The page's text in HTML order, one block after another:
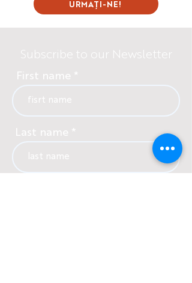
URMAȚI-NE!
Subscribe to our Newsletter
First name
Last name